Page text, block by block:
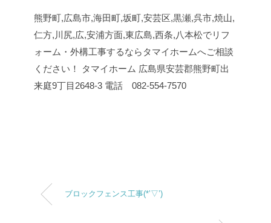
熊野町,広島市,海田町,坂町,安芸区,黒瀬,呉市,焼山,
仁方,川尻,広,安浦方面,東広島,西条,八本松でリフ
ォーム・外構工事するならタマイホームへご相談
ください！
タマイホーム 広島県安芸郡熊野町出
来庭9丁目2648-3 電話 082-554-7570
ブロックフェンス工事(*’▽’)